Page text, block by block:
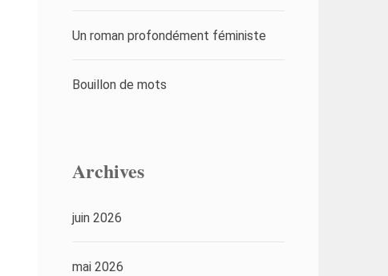
Un roman profondément féministe
Bouillon de mots
Archives
juin 2026
mai 2026